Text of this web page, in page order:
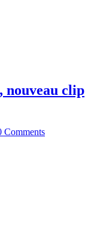
nouveau clip
Comments